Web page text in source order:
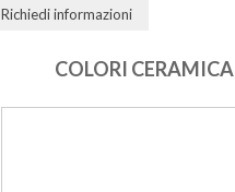
Richiedi informazioni
COLORI CERAMICA